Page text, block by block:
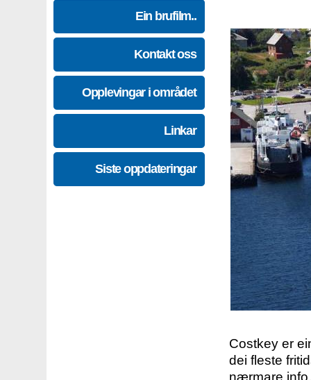
Ein brufilm..
Kontakt oss
Opplevingar i området
Linkar
Siste oppdateringar
Costkey er
dei fleste
nærmare